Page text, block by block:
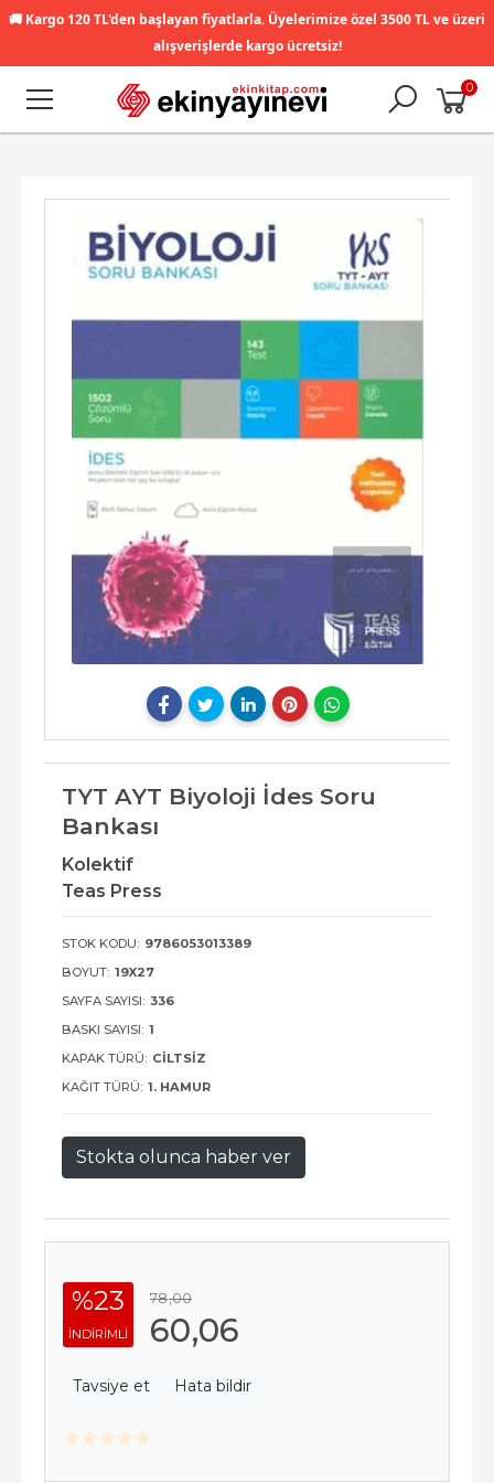
🚚 Kargo 120 TL'den başlayan fiyatlarla. Üyelerimize özel 3500 TL ve üzeri
alışverişlerde kargo ücretsiz!
0
TYT AYT Biyoloji İdes Soru
Bankası
Kolektif
Teas Press
STOK KODU: 9786053013389
BOYUT: 19X27
SAYFA SAYISI: 336
BASKI SAYISI: 1
KAPAK TÜRÜ: CILTSIZ
KAĞIT TÜRÜ: 1. HAMUR
Stokta olunca haber ver
%23
INDIRIMLI
78,00
60,06
Tavsiye et Hata bildir